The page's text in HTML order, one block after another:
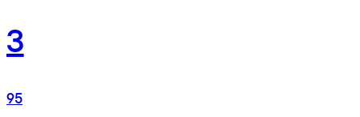
3
95